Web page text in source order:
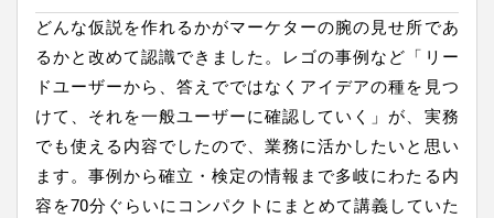
どんな仮説を作れるかがマーケターの腕の見せ所であ
るかと改めて認識できました。レゴの事例など「リー
ドユーザーから、答えでではなくアイデアの種を見つ
けて、それを一般ユーザーに確認していく」が、実務
でも使える内容でしたので、業務に活かしたいと思い
ます。事例から確立・検定の情報まで多岐にわたる内
容を70分ぐらいにコンパクトにまとめて講義していた